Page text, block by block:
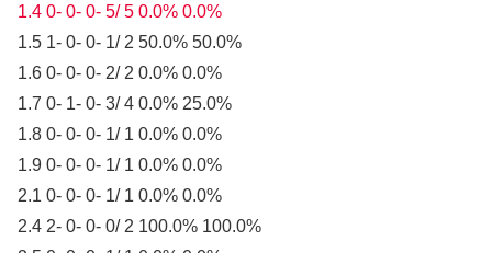
1.4 0- 0- 0- 5/ 5 0.0% 0.0%
1.5 1- 0- 0- 1/ 2 50.0% 50.0%
1.6 0- 0- 0- 2/ 2 0.0% 0.0%
1.7 0- 1- 0- 3/ 4 0.0% 25.0%
1.8 0- 0- 0- 1/ 1 0.0% 0.0%
1.9 0- 0- 0- 1/ 1 0.0% 0.0%
2.1 0- 0- 0- 1/ 1 0.0% 0.0%
2.4 2- 0- 0- 0/ 2 100.0% 100.0%